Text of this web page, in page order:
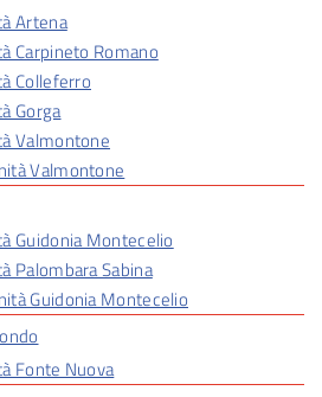
Artena
Carpineto Romano
Colleferro
Gorga
Valmontone
Valmontone
Guidonia Montecelio
Palombara Sabina
Guidonia Montecelio
Fonte Nuova